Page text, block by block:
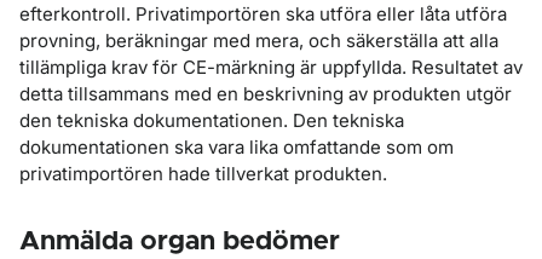
efterkontroll. Privatimportören ska utföra eller låta utföra
provning, beräkningar med mera, och säkerställa att alla
tillämpliga krav för CE-märkning är uppfyllda. Resultatet av
detta tillsammans med en beskrivning av produkten utgör
den tekniska dokumentationen. Den tekniska
dokumentationen ska vara lika omfattande som om
privatimportören hade tillverkat produkten.
Anmälda organ bedömer